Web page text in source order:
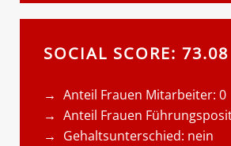
SOCIAL SCORE: 73.08
Anteil Frauen Mitarbeiter: 0
Anteil Frauen
Gehaltsunterschied: nein